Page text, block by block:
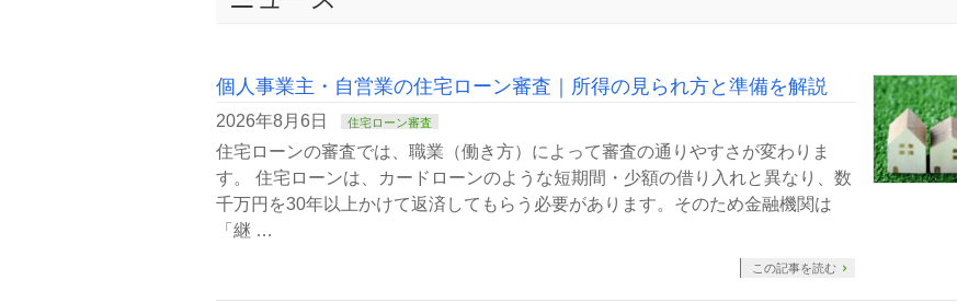
個人事業主・自営業の住宅ローン審査｜所得の見られ方と準備を解説
2026年8月6日 住宅ローン審査
住宅ローンの審査では、職業（働き方）によって審査の通りやすさが変わりま
す。 住宅ローンは、カードローンのような短期間・少額の借り入れと異なり、数
千万円を30年以上かけて返済してもらう必要があります。そのため金融機関は
「継 …
この記事を読む